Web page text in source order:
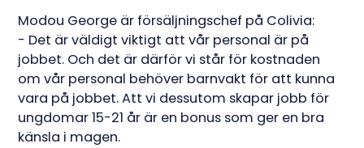
Modou George är försäljningschef på Colivia:
- Det är väldigt viktigt att vår personal är på
jobbet. Och det är därför vi står för kostnaden
om vår personal behöver barnvakt för att kunna
vara på jobbet. Att vi dessutom skapar jobb för
ungdomar 15-21 år är en bonus som ger en bra
känsla i magen.